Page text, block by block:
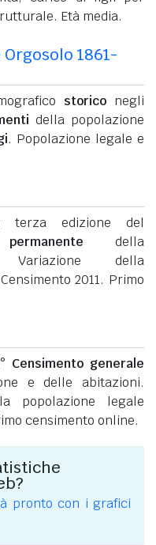
Età media.
1861-
storico negli
della popolazione
. Popolazione legale e
terza edizione del
della
Variazione della
2011. Primo
Censimento generale
e delle abitazioni.
popolazione legale
censimento online.
pronto con i grafici